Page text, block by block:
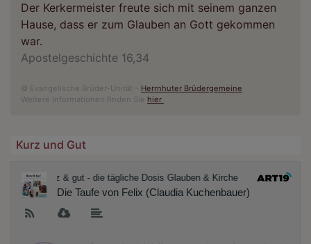
Der Kerkermeister freute sich mit seinem ganzen
Hause, dass er zum Glauben an Gott gekommen
war.
Apostelgeschichte 16,34
© Evangelische Brüder-Unität – Herrnhuter Brüdergemeine
Weitere Informationen finden Sie hier .
Kurz und Gut